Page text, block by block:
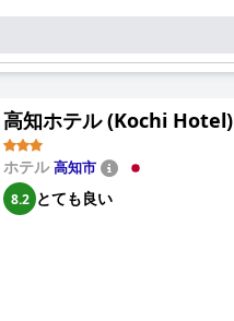
高知ホテル (Kochi Hotel)
ホテル高知市
8.2 とても良い